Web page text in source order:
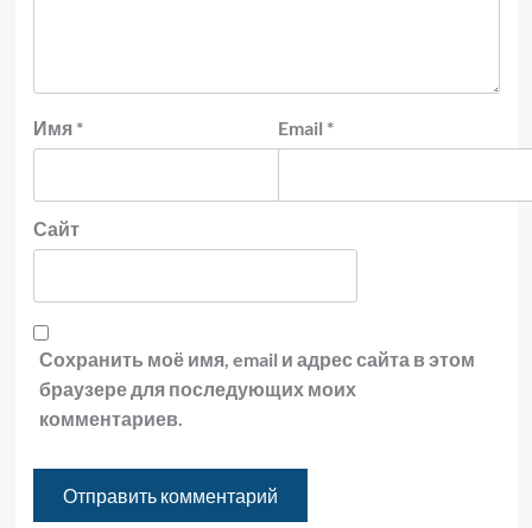
Имя * Email *
Сайт
Сохранить моё имя, email и адрес сайта в этом
браузере для последующих моих
комментариев.